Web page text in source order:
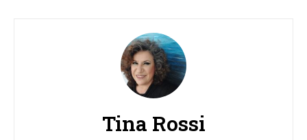
Tina Rossi